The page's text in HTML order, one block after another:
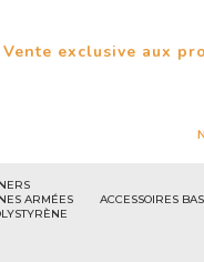
Vente exclusive aux
ARMÉES
ACCESSOIRES